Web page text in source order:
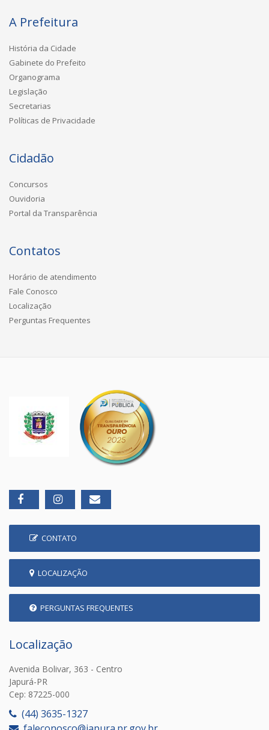
A Prefeitura
História da Cidade
Gabinete do Prefeito
Organograma
Legislação
Secretarias
Políticas de Privacidade
Cidadão
Concursos
Ouvidoria
Portal da Transparência
Contatos
Horário de atendimento
Fale Conosco
Localização
Perguntas Frequentes
CONTATO
LOCALIZAÇÃO
PERGUNTAS FREQUENTES
Localização
Avenida Bolivar, 363 - Centro
Japurá-PR
Cep: 87225-000
(44) 3635-1327